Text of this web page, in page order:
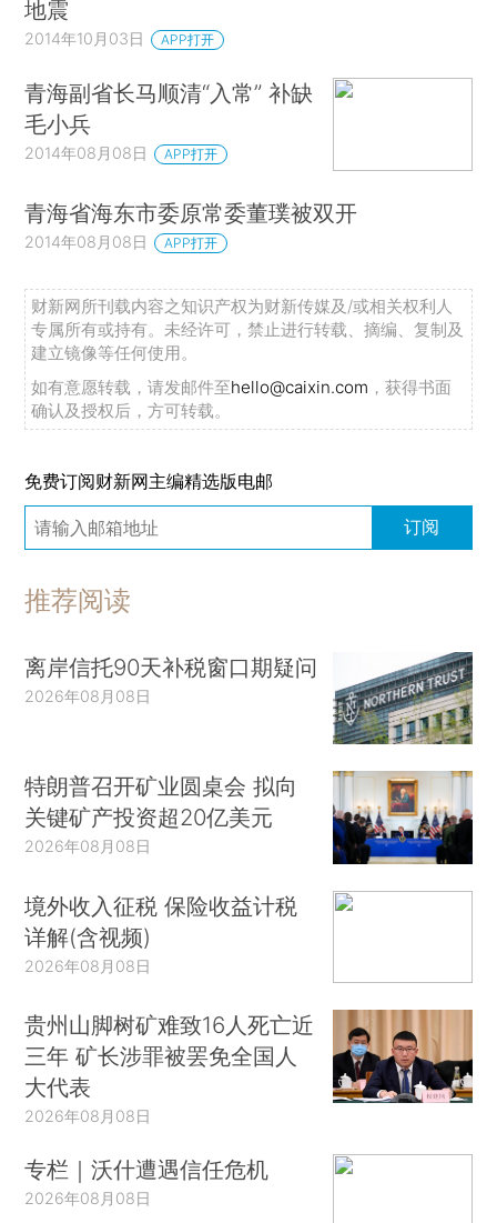
地震
2014年10月03日 APP打开
青海副省长马顺清“入常” 补缺
毛小兵
2014年08月08日 APP打开
青海省海东市委原常委董璞被双开
2014年08月08日 APP打开
财新网所刊载内容之知识产权为财新传媒及/或相关权利人
专属所有或持有。未经许可，禁止进行转载、摘编、复制及
建立镜像等任何使用。
如有意愿转载，请发邮件至hello@caixin.com ，获得书面
确认及授权后，方可转载。
免费订阅财新网主编精选版电邮
订阅
推荐阅读
离岸信托90天补税窗口期疑问
2026年08月08日
特朗普召开矿业圆桌会 拟向
关键矿产投资超20亿美元
2026年08月08日
境外收入征税 保险收益计税
详解(含视频)
2026年08月08日
贵州山脚树矿难致16人死亡近
三年 矿长涉罪被罢免全国人
大代表
2026年08月08日
专栏｜沃什遭遇信任危机
2026年08月08日